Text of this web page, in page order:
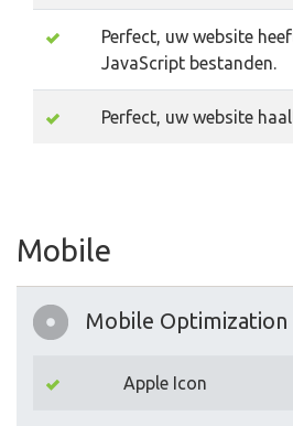
Perfect, uw website
JavaScript bestanden.
Perfect, uw website
Mobile
Mobile Optimization
Apple Icon